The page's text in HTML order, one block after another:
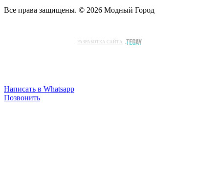
Все права защищены. © 2026 Модный Город
РАЗРАБОТКА САЙТА
Написать в Whatsapp
Позвонить